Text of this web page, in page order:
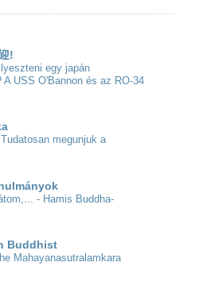
!
egy japán
A USS O'Bannon és az RO-34
megunjuk a
- Hamis Buddha-
Buddhist
Mahayanasutralamkara